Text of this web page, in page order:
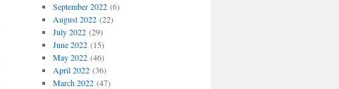
September 2022(6)
August 2022(22)
July 2022(29)
June 2022(15)
May 2022(46)
April 2022(36)
March 2022(47)